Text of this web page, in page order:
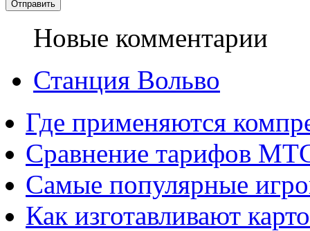
Новые комментарии
Станция Вольво
Где применяются
Сравнение тарифов
Самые популярные
Как изготавливают